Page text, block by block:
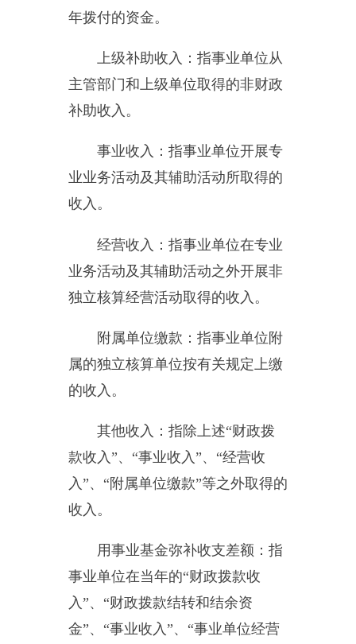
上年结转和结余：指以前年度
毕、结转到本年度按有关规定继续
使用的资金，既包括财政拨款结转
和结余，也包括事业收入、经营收
结余分配：反映单位当年结余
的分配情况。
以前年度预算安排、因客观条件发
生变化无法按原计划实施，需要延
迟到以后年度按有关规定继续使用
余，也包括事业收入、经营收入、
其他收入的结转和结余。
基本支出：指为保障机构正常
人员支出和公用支出。
项目支出：指在基本支出之外
为完成特定行政任务和事业发展目
经营支出：指事业单位在专业
业务活动及其辅助活动之外开展非
独立核算经营活动发生的支出。